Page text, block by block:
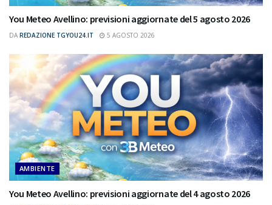
You Meteo Avellino: previsioni aggiornate del 5 agosto 2026
DA REDAZIONE TGYOU24.IT 5 AGOSTO 2026
AMBIENTE
You Meteo Avellino: previsioni aggiornate del 4 agosto 2026